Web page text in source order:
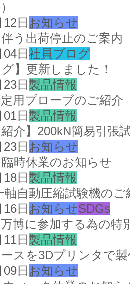
日 お知らせ
う出荷停止のご案内
日 社員ブログ
グ】更新しました！
日 製品情報
用プローブのご紹介
日 製品情報
紹介】200kN簡易引張
日 お知らせ
時休業のお知らせ
日 製品情報
軸自動圧縮試験機のご
日 お知らせSDGs
博に参加する為の特
日 製品情報
スを3Dプリンタで
日 お知らせ